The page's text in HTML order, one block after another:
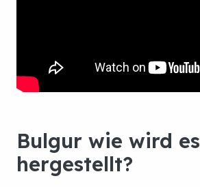
Bulgur wie wird es
hergestellt?